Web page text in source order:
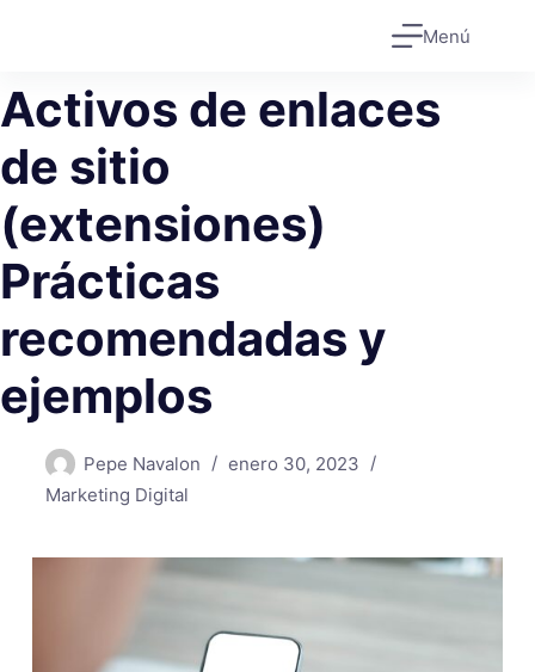
Menú
Activos de enlaces
de sitio
(extensiones)
Prácticas
recomendadas y
ejemplos
Pepe Navalon
enero 30, 2023
Marketing Digital